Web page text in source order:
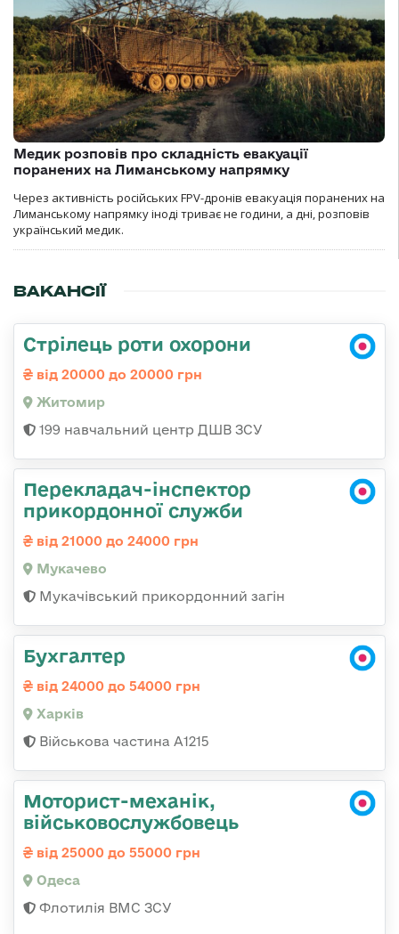
Медик розповів про складність евакуації
поранених на Лиманському напрямку
Через активність російських FPV-дронів евакуація поранених на
Лиманському напрямку іноді триває не години, а дні, розповів
український медик.
ВАКАНСІЇ
Стрілець роти охорони
від 20000 до 20000 грн
Житомир
199 навчальний центр ДШВ ЗСУ
Перекладач-інспектор
прикордонної служби
від 21000 до 24000 грн
Мукачево
Мукачівський прикордонний загін
Бухгалтер
від 24000 до 54000 грн
Харків
Військова частина А1215
Моторист-механік,
військовослужбовець
від 25000 до 55000 грн
Одеса
Флотилія ВМС ЗСУ